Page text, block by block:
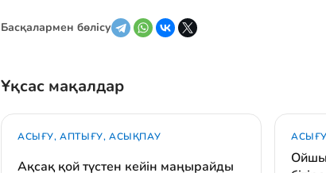
Басқалармен бөлісу
Ұқсас мақалдар
АСЫҒУ, АПТЫҒУ, АСЫҚПАУ
Ақсақ қой түстен кейін маңырайды
Ойшы